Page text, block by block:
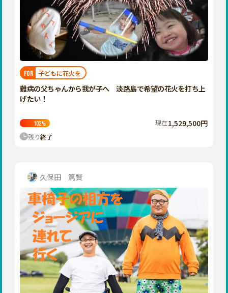
関東
茨城
栃木
千葉
神奈川
長野
岐阜
静岡
愛知
島根 岡山 広島 山口
徳島 香川 愛媛 高知
九州・沖縄
福岡 佐賀 長崎
宮崎
鹿児島 沖縄
FOR 子どもに花火を
難病の父ちゃんから我が子へ 淡路島で希望の花火を打ち上
げたい！
102% 現在1,529,500円
残り終了
久保田 篤賢